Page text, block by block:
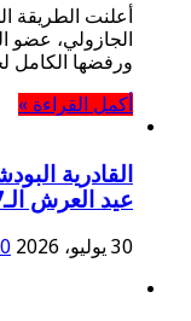
أعلنت الطريقة
الجازولي، عضو
ورفضها الكامل
أكمل القراءة »
القادرية
عيد العرش الـ27
30 يوليو، 2026 0